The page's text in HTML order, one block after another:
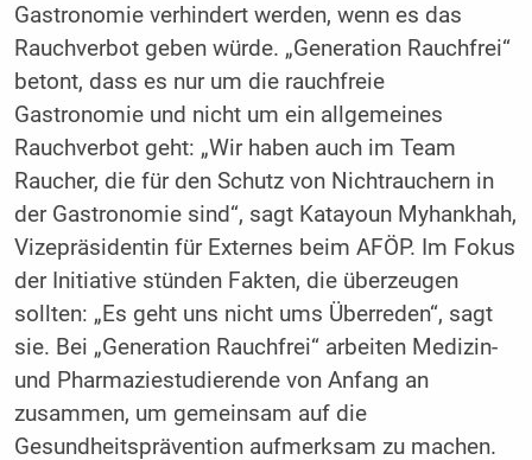
Gastronomie verhindert werden, wenn es das
Rauchverbot geben würde. „Generation Rauchfrei“
betont, dass es nur um die rauchfreie
Gastronomie und nicht um ein allgemeines
Rauchverbot geht: „Wir haben auch im Team
Raucher, die für den Schutz von Nichtrauchern in
der Gastronomie sind“, sagt Katayoun Myhankhah,
Vizepräsidentin für Externes beim AFÖP. Im Fokus
der Initiative stünden Fakten, die überzeugen
sollten: „Es geht uns nicht ums Überreden“, sagt
sie. Bei „Generation Rauchfrei“ arbeiten Medizin-
und Pharmaziestudierende von Anfang an
zusammen, um gemeinsam auf die
Gesundheitsprävention aufmerksam zu machen.